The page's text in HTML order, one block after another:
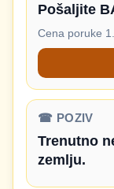
Pošaljite
Cena poruke
☎ POZIV
Trenutno
zemlju.